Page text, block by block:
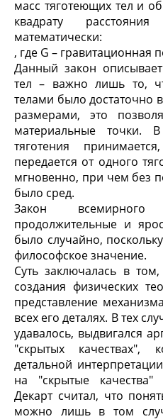
масс тяготеющих тел и
квадрату
математически:
, где G – гравитационная
Данный закон
тел – важно лишь то,
телами было достаточно
размерами, это
материальные точки.
тяготения
передается от одного
мгновенно, при чем без
было сред.
Закон всемирного
продолжительные и
было случайно,
философское значение.
Суть заключалась в
создания физических
представление
всех его деталях. В тех
удавалось, выдвигался
"скрытых качествах",
детальной
на "скрытые
Декарт считал, что
можно лишь в том